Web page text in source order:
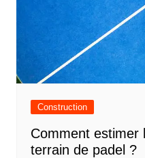
Construction
Comment estimer
terrain de padel ?